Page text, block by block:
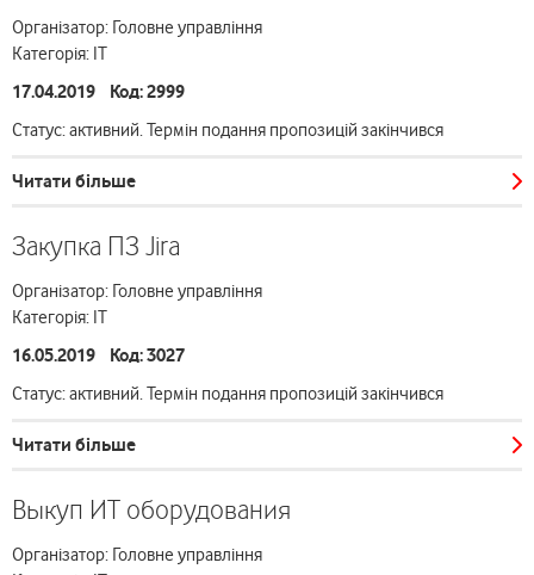
Організатор: Головне управління
Категорія: ІТ
17.04.2019 Код: 2999
Статус: активний. Термін подання пропозицій закінчився
Читати більше
Закупка ПЗ Jira
Організатор: Головне управління
Категорія: ІТ
16.05.2019 Код: 3027
Статус: активний. Термін подання пропозицій закінчився
Читати більше
Выкуп ИТ оборудования
Організатор: Головне управління